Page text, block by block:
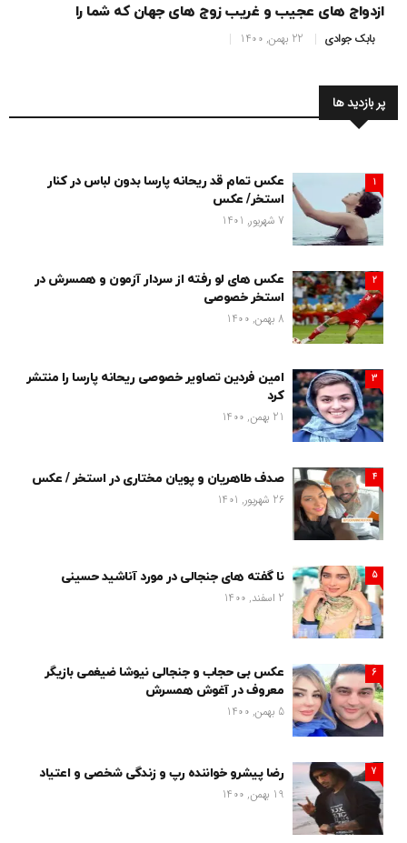
ازدواج های عجیب و غریب زوج های جهان که شما را
بابک جوادی 22 بهمن, 1400
پر بازدید ها
1
عکس تمام قد ریحانه پارسا بدون لباس در کنار
استخر/ عکس
7 شهریور, 1401
2
عکس های لو رفته از سردار آزمون و همسرش در
استخر خصوصی
8 بهمن, 1400
3
امین فردین تصاویر خصوصی ریحانه پارسا را منتشر
کرد
21 بهمن, 1400
4
صدف طاهریان و پویان مختاری در استخر / عکس
26 شهریور, 1401
5
نا گفته های جنجالی در مورد آناشید حسینی
2 اسفند, 1400
6
عکس بی حجاب و جنجالی نیوشا ضیغمی بازیگر
معروف در آغوش همسرش
5 بهمن, 1400
7
رضا پیشرو خواننده رپ و زندگی شخصی و اعتیاد
19 بهمن, 1400